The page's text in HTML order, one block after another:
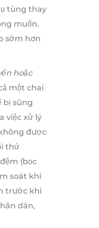
tùng thay
muốn.
sớm hơn
hoặc
một chai
bị sũng
việc xử lý
được
thứ
(bọc
soát khí
trước khi
dán,